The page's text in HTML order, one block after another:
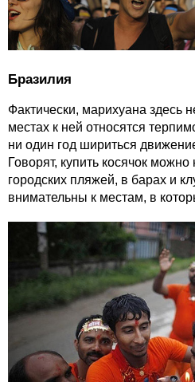
Бразилия
Фактически, марихуана здесь
местах к ней относятся
ни один год шириться
Говорят, купить косячок
городских пляжей, в барах и
внимательны к местам, в